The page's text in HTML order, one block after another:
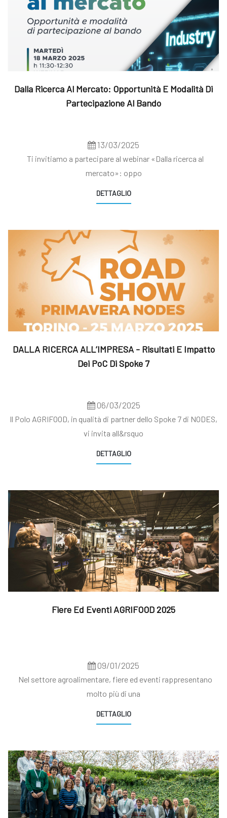
Dalla Ricerca Al Mercato: Opportunità E Modalità Di
Partecipazione Al Bando
13/03/2025
Ti invitiamo a partecipare al webinar «Dalla ricerca al
mercato»: oppo
DETTAGLIO
DALLA RICERCA ALL’IMPRESA - Risultati E Impatto
Dei PoC Di Spoke 7
06/03/2025
Il Polo AGRIFOOD, in qualità di partner dello Spoke 7 di NODES,
vi invita all&rsquo
DETTAGLIO
Fiere Ed Eventi AGRIFOOD 2025
09/01/2025
Nel settore agroalimentare, fiere ed eventi rappresentano
molto più di una
DETTAGLIO